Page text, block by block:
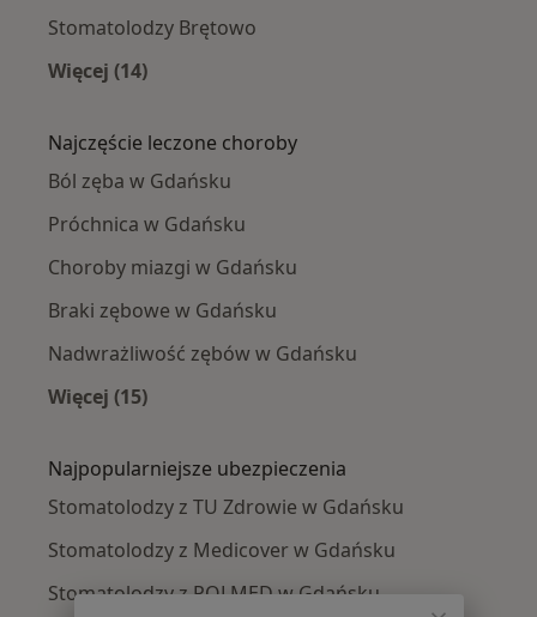
Stomatolodzy Brętowo
Więcej (14)
Najczęście leczone choroby
Ból zęba w Gdańsku
Próchnica w Gdańsku
Choroby miazgi w Gdańsku
Braki zębowe w Gdańsku
Nadwrażliwość zębów w Gdańsku
Więcej (15)
Najpopularniejsze ubezpieczenia
Stomatolodzy z TU Zdrowie w Gdańsku
Stomatolodzy z Medicover w Gdańsku
Stomatolodzy z POLMED w Gdańsku